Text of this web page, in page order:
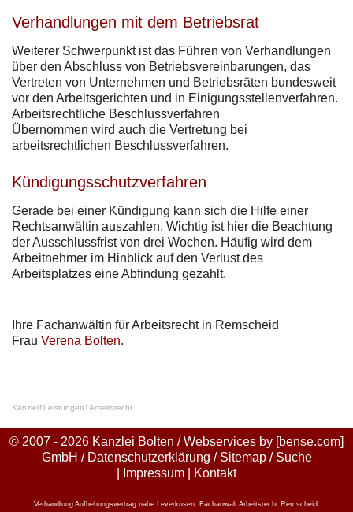
Verhandlungen mit dem Betriebsrat
Weiterer Schwerpunkt ist das Führen von Verhandlungen
über den Abschluss von Betriebsvereinbarungen, das
Vertreten von Unternehmen und Betriebsräten bundesweit
vor den Arbeitsgerichten und in Einigungsstellenverfahren.
Arbeitsrechtliche Beschlussverfahren
Übernommen wird auch die Vertretung bei
arbeitsrechtlichen Beschlussverfahren.
Kündigungsschutzverfahren
Gerade bei einer Kündigung kann sich die Hilfe einer
Rechtsanwältin auszahlen. Wichtig ist hier die Beachtung
der Ausschlussfrist von drei Wochen. Häufig wird dem
Arbeitnehmer im Hinblick auf den Verlust des
Arbeitsplatzes eine Abfindung gezahlt.
Ihre Fachanwältin für Arbeitsrecht in Remscheid
Frau Verena Bolten.
Kanzlei1 Leistungen1Arbeitsrecht
© 2007 - 2026 Kanzlei Bolten / Webservices by [bense.com]
GmbH / Datenschutzerklärung / Sitemap/ Suche
Impressum Kontakt
Verhandlung Aufhebungsvertrag nahe Leverkusen, Fachanwalt Arbeitsrecht Remscheid